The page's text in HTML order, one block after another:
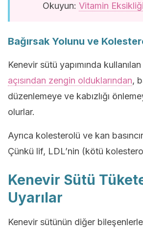
Okuyun: Vitamin
Bağırsak Yolunu ve
Kenevir sütü yapımında
açısından zengin olduklarından,
düzenlemeye ve kabızlığı
olurlar.
Ayrıca kolesterolü ve kan
Çünkü lif, LDL’nin (kötü
Kenevir Sütü
Uyarılar
Kenevir sütünün diğer